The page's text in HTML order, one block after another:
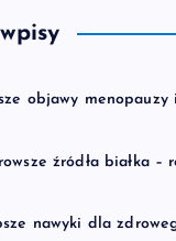
objawy
źródła białka –
nawyki dla